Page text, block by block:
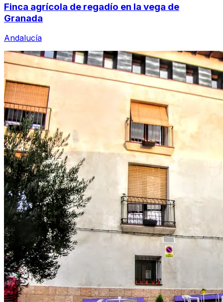
Finca agrícola de regadío en la vega de
Granada
Andalucía